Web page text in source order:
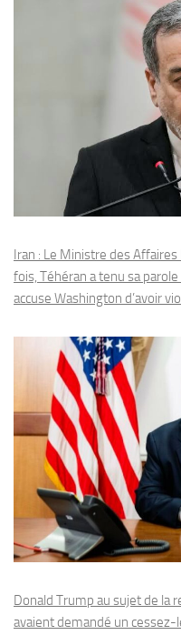
Iran : Le Ministre des
fois, Téhéran a tenu sa
accuse Washington d’avoir
Donald Trump au sujet de la
avaient demandé un